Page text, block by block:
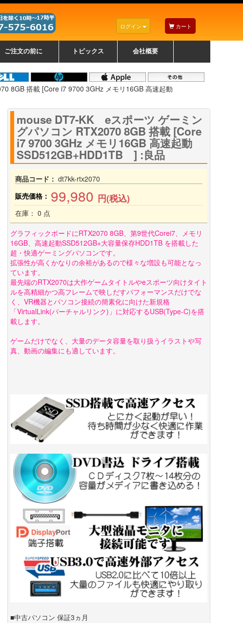
ログイン カート
ご注文の前に トピックス 会社概要
8GB 搭載 [Core i7 9700 3GHz メモリ16GB 高速起動
mouse DT7-KK eスポーツ ゲーミン
グパソコン RTX2070 8GB 搭載 [Core
i7 9700 3GHz メモリ16GB 高速起動
SSD512GB+HDD1TB ] :良品
商品コード： dt7kk-rtx2070
販売価格： 99,980 円(税込)
在庫： 0 点
グラフィックボードにRTX2070 8GB、第9世代Corei7、メモリ
16GB、高速起動SSD512GB+大容量保存HDD1TB を搭載した
超・快適ゲーミングパソコンです。
拡張性が高くかなりの余裕があるので様々な増設も可能となっ
ています。
最先端のRTX2070は大作ゲームタイトルやeスポーツ向けタイト
ルを高精細かつ高フレームで映しだすパフォーマンスだけでな
く、VR機器とパソコン接続の簡素化に向けた新規格
「VirtualLink(バーチャルリンク)」に対応するUSB(Type-C)を搭
載します。
ゲームだけでなく、大量のデータ容量を取り扱うイラストや写
真、動画の編集にも適しています。
■中古パソコン 保証3ヵ月